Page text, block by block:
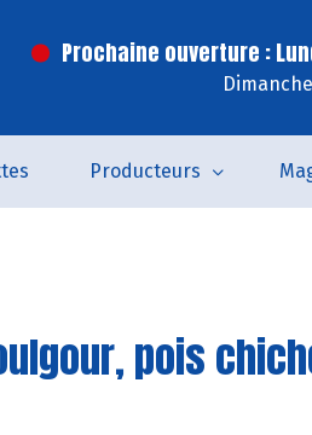
Prochaine ouverture :
Producteurs
pois